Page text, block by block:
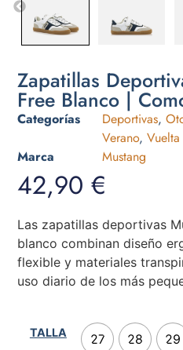
Zapatillas
Free Blanco |
Categorías Deportivas,
Verano,
Marca
Mustang
42,90€
Las zapatillas deportivas
blanco combinan diseño
flexible y materiales
uso diario de los más
TALLA 27 28 29